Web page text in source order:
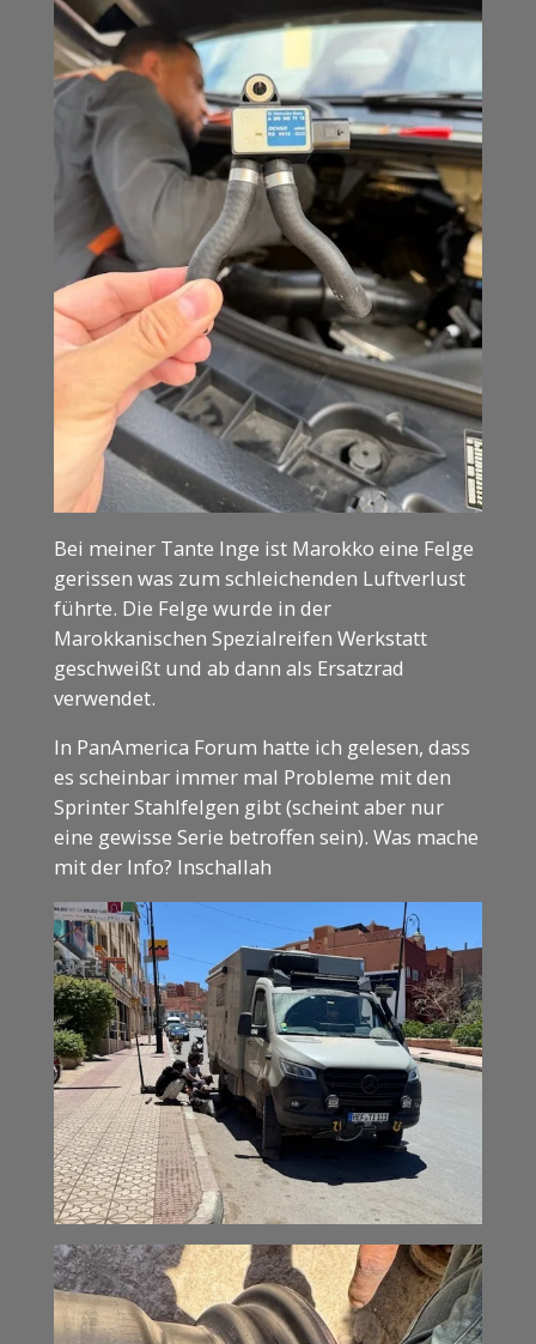
Bei meiner Tante Inge ist Marokko eine Felge
gerissen was zum schleichenden Luftverlust
führte. Die Felge wurde in der
Marokkanischen Spezialreifen Werkstatt
geschweißt und ab dann als Ersatzrad
verwendet.
In PanAmerica Forum hatte ich gelesen, dass
es scheinbar immer mal Probleme mit den
Sprinter Stahlfelgen gibt (scheint aber nur
eine gewisse Serie betroffen sein). Was mache
mit der Info? Inschallah